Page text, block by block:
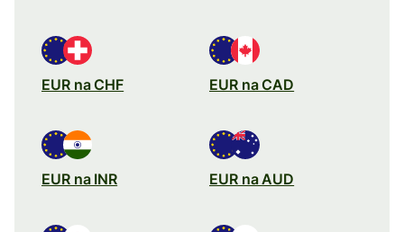
EUR na CHF EUR na CAD
EUR na INR EUR na AUD